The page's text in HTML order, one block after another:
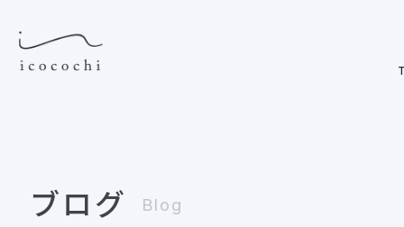
ブログ Blog